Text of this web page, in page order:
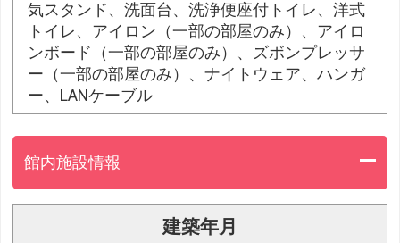
気スタンド、洗面台、洗浄便座付トイレ、洋式
トイレ、アイロン（一部の部屋のみ）、アイロ
ンボード（一部の部屋のみ）、ズボンプレッサ
ー（一部の部屋のみ）、ナイトウェア、ハンガ
ー、LANケーブル
館内施設情報
建築年月